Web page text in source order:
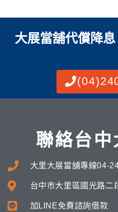
大展當舖代償降
聯絡台中
大里大展當舖專線04-
台中市大里區國光路二
加LINE免費諮詢借款